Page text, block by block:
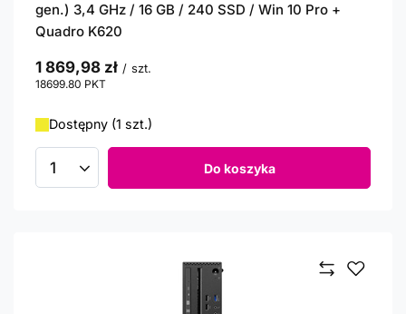
gen.) 3,4 GHz / 16 GB / 240 SSD / Win 10 Pro +
Quadro K620
1 869,98 zł / szt.
18699.80 PKT
Dostępny (1 szt.)
Ilość produktów Do koszyka